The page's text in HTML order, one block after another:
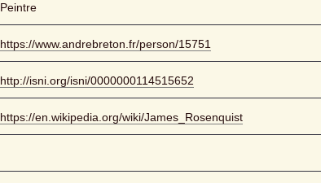
Peintre
https://www.andrebreton.fr/person/15751
http://isni.org/isni/0000000114515652
https://en.wikipedia.org/wiki/James_Rosenquist